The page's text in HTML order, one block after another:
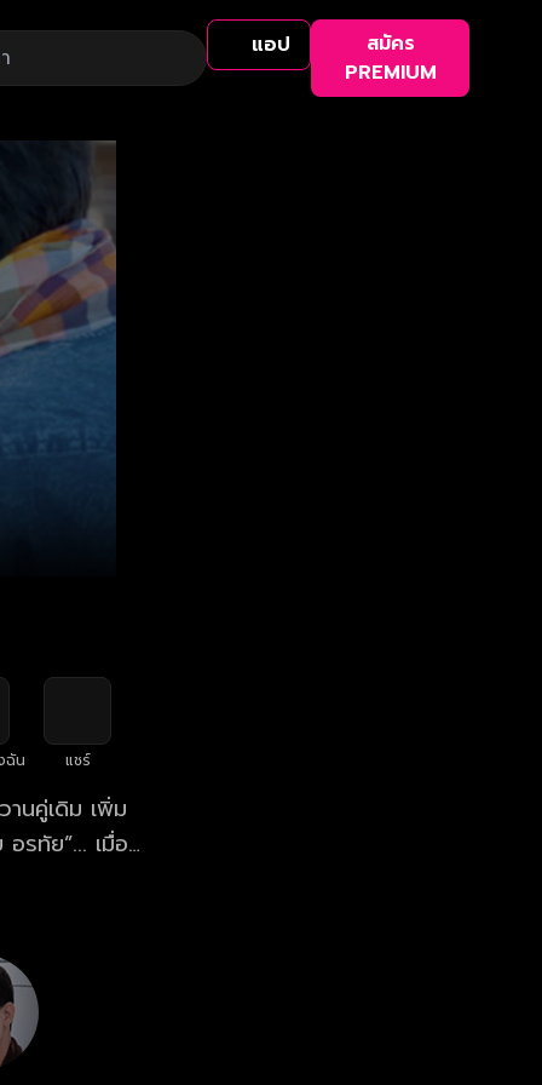
แอป
สมัคร
PREMIUM
ฉัน แชร์
นคู่เดิม เพิ่ม
รทัย”... เมื่อ
ล่าทายาท